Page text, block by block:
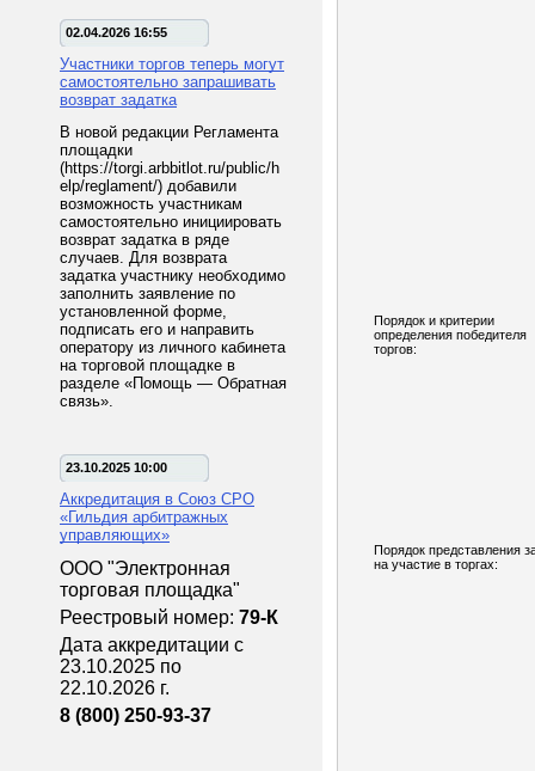
02.04.2026 16:55
Участники торгов теперь могут
самостоятельно запрашивать
возврат задатка
В новой редакции Регламента
площадки
(https://torgi.arbbitlot.ru/public/h
elp/reglament/) добавили
возможность участникам
самостоятельно инициировать
возврат задатка в ряде
случаев. Для возврата
задатка участнику необходимо
заполнить заявление по
установленной форме,
подписать его и направить
оператору из личного кабинета
на торговой площадке в
разделе «Помощь — Обратная
связь».
23.10.2025 10:00
Аккредитация в Союз СРО
«Гильдия арбитражных
управляющих»
ООО "Электронная
торговая площадка"
Реестровый номер: 79-К
Дата аккредитации с
23.10.2025 по
22.10.2026 г.
8 (800) 250-93-37
Порядок и критерии
определения победителя
торгов:
Порядок представления
на участие в торгах: